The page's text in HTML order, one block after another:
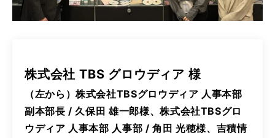
株式会社 TBS グロウディア 様
（左から）株式会社TBSグロウディア 人事本部
副本部長 / 久保田 雄一郎様、株式会社TBSグロ
ウディア 人事本部 人事部 / 角田 光穂様、吉積情